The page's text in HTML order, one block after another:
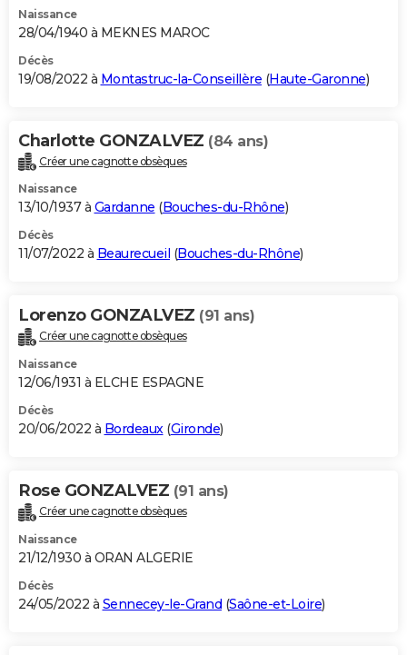
Naissance
28/04/1940 à MEKNES MAROC
Décès
19/08/2022 à Montastruc-la-Conseillère (Haute-Garonne)
Charlotte GONZALVEZ (84 ans)
Créer une cagnotte obsèques
Naissance
13/10/1937 à Gardanne (Bouches-du-Rhône)
Décès
11/07/2022 à Beaurecueil (Bouches-du-Rhône)
Lorenzo GONZALVEZ (91 ans)
Créer une cagnotte obsèques
Naissance
12/06/1931 à ELCHE ESPAGNE
Décès
20/06/2022 à Bordeaux(Gironde)
Rose GONZALVEZ (91 ans)
Créer une cagnotte obsèques
Naissance
21/12/1930 à ORAN ALGERIE
Décès
24/05/2022 à Sennecey-le-Grand (Saône-et-Loire)